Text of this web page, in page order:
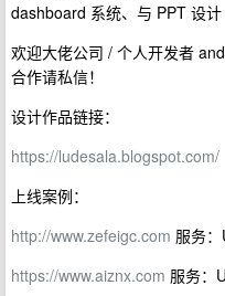
dashboard 系统、与 PPT 设计
欢迎大佬公司 / 个人开发者
合作请私信！
设计作品链接：
https://ludesala.blogspot.com/
上线案例：
http://www.zefeigc.com 服务
https://www.aiznx.com 服务：